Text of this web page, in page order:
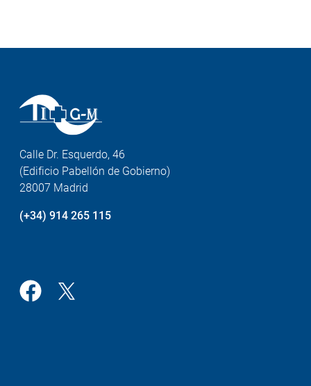
Calle Dr. Esquerdo, 46
(Edificio Pabellón de Gobierno)
28007 Madrid
(+34) 914 265 115